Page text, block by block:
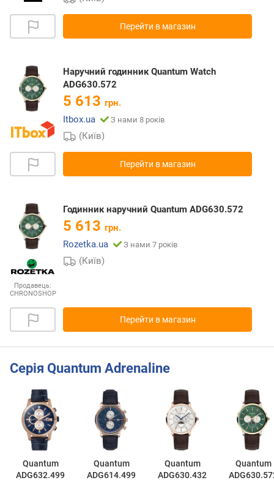
Перейти в магазин
Наручний годинник Quantum Watch
ADG630.572
5 613 грн.
Itbox.ua
З нами 8 років
(Київ)
Перейти в магазин
Продавець:
CHRONOSHOP
Годинник наручний Quantum ADG630.572
5 613 грн.
Rozetka.ua
З нами 7 років
(Київ)
Перейти в магазин
Серія Quantum Adrenaline
Quantum
ADG632.499
Quantum
ADG614.499
Quantum
ADG630.432
Quantum